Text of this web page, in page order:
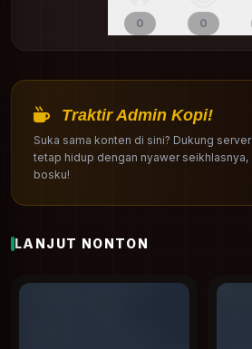
0 0
Traktir Admin Kopi!
Suka sama konten di sini? Dukung server
tetap hidup dengan nyawer seikhlasnya,
bosku!
LANJUT NONTON